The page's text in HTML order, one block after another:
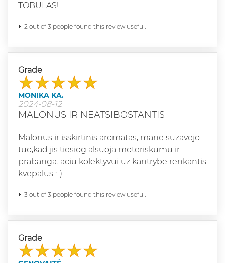
TOBULAS!
2 out of 3 people found this review useful.
Grade
MONIKA KA.
2024-08-12
MALONUS IR NEATSIBOSTANTIS
Malonus ir isskirtinis aromatas, mane suzavejo
tuo,kad jis tiesiog alsuoja moteriskumu ir
prabanga. aciu kolektyvui uz kantrybe renkantis
kvepalus :-)
3 out of 3 people found this review useful.
Grade